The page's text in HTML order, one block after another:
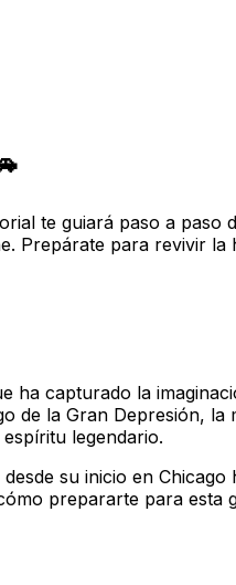
te guiará paso a paso
Prepárate para revivir
capturado la
de la Gran Depresión,
legendario.
su inicio en
prepararte para esta